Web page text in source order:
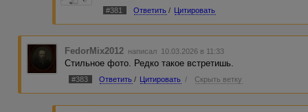
#381 Ответить / Цитировать
FedorMix2012 написал 10.03.2026 в 11:33
Стильное фото. Редко такое встретишь.
#383 Ответить / Цитировать / Скрыть ветку